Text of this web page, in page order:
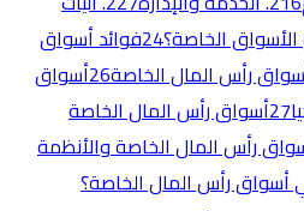
الأسواق الخاصة؟24فوائد أسواق
رأس المال الخاصة26أسواق
27أسواق رأس المال الخاصة
رأس المال الخاصة والأنظمة
رأس المال الخاصة؟